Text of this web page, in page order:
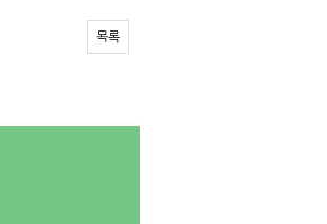
목록